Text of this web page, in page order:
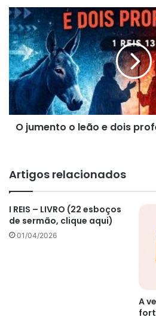
O
jumento
o
leão
e
dois
profetas
Reis
Cap.
O jumento o leão e dois
Artigos relacionados
I REIS – LIVRO (22 esboços
de sermão, clique aqui)
01/04/2026
A